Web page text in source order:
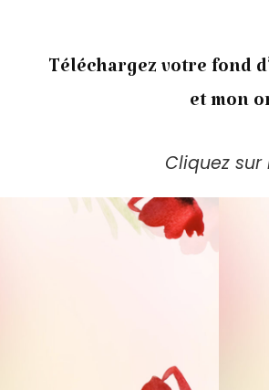
Téléchargez votre fond
et mon
Cliquez